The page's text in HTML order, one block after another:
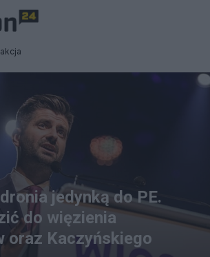
jedynką do PE.
do więzienia
oraz Kaczyńskiego